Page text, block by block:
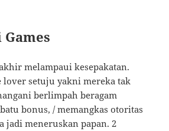
melampaui kesepakatan.
lover setuju yakni mereka tak
berlimpah beragam
bonus, / memangkas otoritas
jadi meneruskan papan. 2